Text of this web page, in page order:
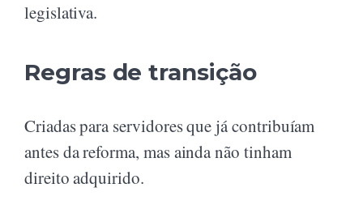
legislativa.
Regras de transição
Criadas para servidores que já contribuíam
antes da reforma, mas ainda não tinham
direito adquirido.